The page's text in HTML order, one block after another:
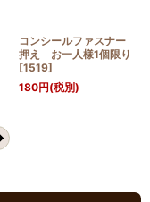
コンシールファスナー
押え お一人様1個限り
[1519]
180円(税別)